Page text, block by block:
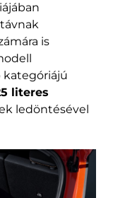
is
kategóriájú
literes
ledöntésével